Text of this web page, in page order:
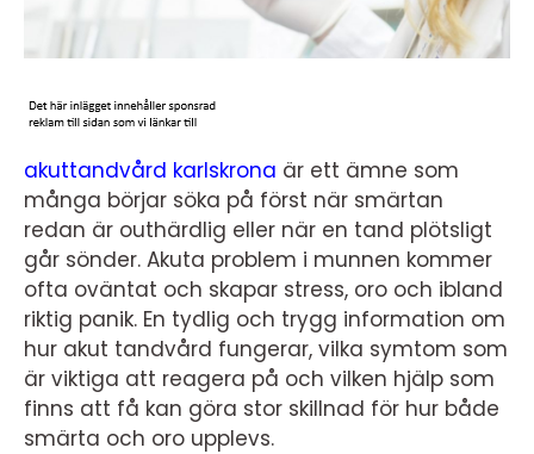
akuttandvård karlskrona är ett ämne som
många börjar söka på först när smärtan
redan är outhärdlig eller när en tand plötsligt
går sönder. Akuta problem i munnen kommer
ofta oväntat och skapar stress, oro och ibland
riktig panik. En tydlig och trygg information om
hur akut tandvård fungerar, vilka symtom som
är viktiga att reagera på och vilken hjälp som
finns att få kan göra stor skillnad för hur både
smärta och oro upplevs.